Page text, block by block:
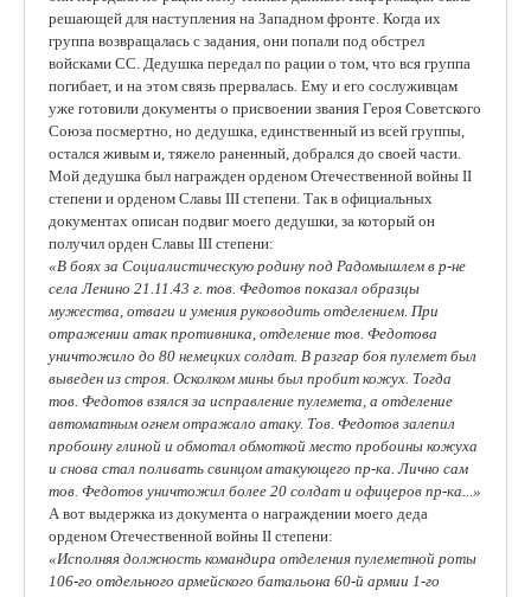
решающей для наступления на Западном фронте. Когда их
группа возвращалась с задания, они попали под обстрел
войсками СС. Дедушка передал по рации о том, что вся группа
погибает, и на этом связь прервалась. Ему и его сослуживцам
уже готовили документы о присвоении звания Героя Советского
Союза посмертно, но дедушка, единственный из всей группы,
остался живым и, тяжело раненный, добрался до своей части.
Мой дедушка был награжден орденом Отечественной войны II
степени и орденом Славы III степени. Так в официальных
документах описан подвиг моего дедушки, за который он
получил орден Славы III степени:
«В боях за Социалистическую родину под Радомышлем в р-не
села Ленино 21.11.43 г. тов. Федотов показал образцы
мужества, отваги и умения руководить отделением. При
отражении атак противника, отделение тов. Федотова
уничтожило до 80 немецких солдат. В разгар боя пулемет был
выведен из строя. Осколком мины был пробит кожух. Тогда
тов. Федотов взялся за исправление пулемета, а отделение
автоматным огнем отражало атаку. Тов. Федотов залепил
пробоину глиной и обмотал обмоткой место пробоины кожуха
и снова стал поливать свинцом атакующего пр-ка. Лично сам
тов. Федотов уничтожил более 20 солдат и офицеров пр-ка...»
А вот выдержка из документа о награждении моего деда
орденом Отечественной войны II степени:
«Исполняя должность командира отделения пулеметной роты
106-го отдельного армейского батальона 60-й армии 1-го